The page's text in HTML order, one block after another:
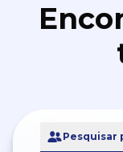
Pesquisar